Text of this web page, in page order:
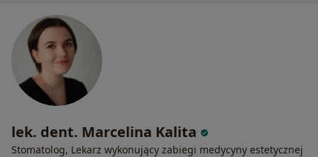
lek. dent. Marcelina Kalita
Stomatolog, Lekarz wykonujący zabiegi medycyny estetycznej